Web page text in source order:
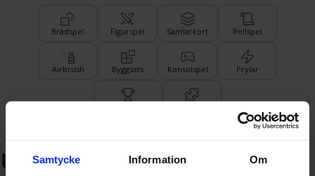
Samtycke Information Om
Brädspel Figurspel Samlarkort Rollspel
Airbrush Byggsats Konsolspel Prylar
Utvalda nyheter